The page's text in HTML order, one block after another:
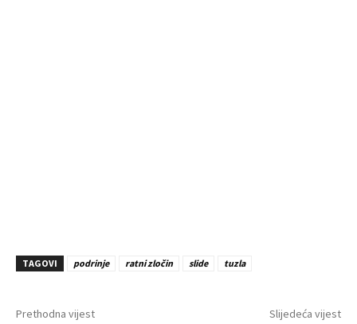
TAGOVI podrinje ratni zločin slide tuzla
Prethodna vijest Slijedeća vijest